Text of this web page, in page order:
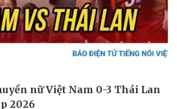
Quân sự - Quốc phòng